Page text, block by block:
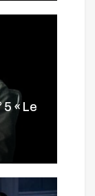
5 « Le